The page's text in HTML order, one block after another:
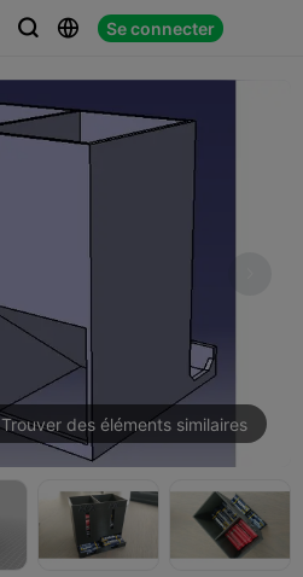
  Se connecter

Trouver des éléments similaires